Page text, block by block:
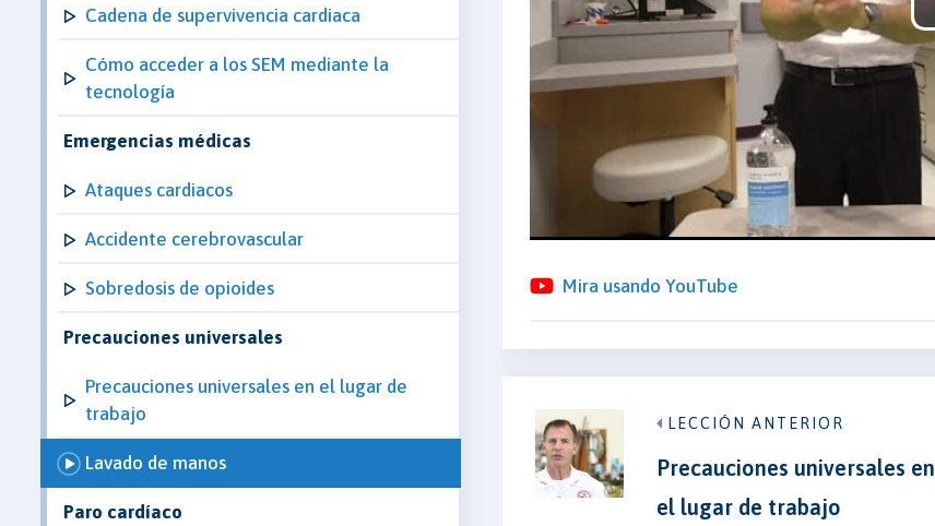
Cadena de supervivencia cardiaca
Cómo acceder a los SEM mediante la
tecnología
Emergencias médicas
Ataques cardiacos
Accidente cerebrovascular
Sobredosis de opioides
Precauciones universales
Precauciones universales en el lugar de
trabajo
Lavado de manos
Paro cardíaco
Mira usando YouTube
LECCIÓN ANTERIOR
Precauciones universales en
el lugar de trabajo